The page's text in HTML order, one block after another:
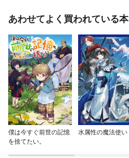
あわせてよく買われている本
僕は今すぐ前世の記憶
を捨てたい。
水属性の魔法使い